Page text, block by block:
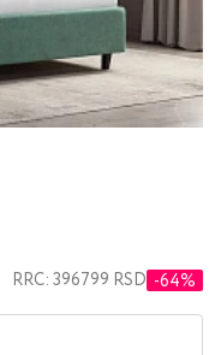
RRC: 396799 RSD -64%